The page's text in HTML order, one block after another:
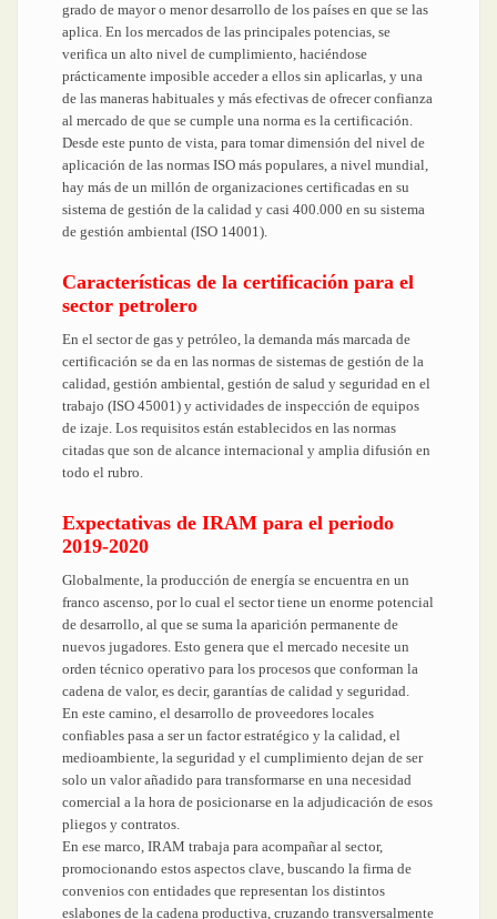
grado de mayor o menor desarrollo de los países en que se las
aplica. En los mercados de las principales potencias, se
verifica un alto nivel de cumplimiento, haciéndose
prácticamente imposible acceder a ellos sin aplicarlas, y una
de las maneras habituales y más efectivas de ofrecer confianza
al mercado de que se cumple una norma es la certificación.
Desde este punto de vista, para tomar dimensión del nivel de
aplicación de las normas ISO más populares, a nivel mundial,
hay más de un millón de organizaciones certificadas en su
sistema de gestión de la calidad y casi 400.000 en su sistema
de gestión ambiental (ISO 14001).
Características de la certificación para el
sector petrolero
En el sector de gas y petróleo, la demanda más marcada de
certificación se da en las normas de sistemas de gestión de la
calidad, gestión ambiental, gestión de salud y seguridad en el
trabajo (ISO 45001) y actividades de inspección de equipos
de izaje. Los requisitos están establecidos en las normas
citadas que son de alcance internacional y amplia difusión en
todo el rubro.
Expectativas de IRAM para el periodo
2019-2020
Globalmente, la producción de energía se encuentra en un
franco ascenso, por lo cual el sector tiene un enorme potencial
de desarrollo, al que se suma la aparición permanente de
nuevos jugadores. Esto genera que el mercado necesite un
orden técnico operativo para los procesos que conforman la
cadena de valor, es decir, garantías de calidad y seguridad.
En este camino, el desarrollo de proveedores locales
confiables pasa a ser un factor estratégico y la calidad, el
medioambiente, la seguridad y el cumplimiento dejan de ser
solo un valor añadido para transformarse en una necesidad
comercial a la hora de posicionarse en la adjudicación de esos
pliegos y contratos.
En ese marco, IRAM trabaja para acompañar al sector,
promocionando estos aspectos clave, buscando la firma de
convenios con entidades que representan los distintos
eslabones de la cadena productiva, cruzando transversalmente